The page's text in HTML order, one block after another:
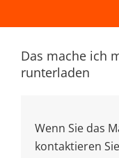
Das mache ich
runterladen
Wenn Sie das
kontaktieren